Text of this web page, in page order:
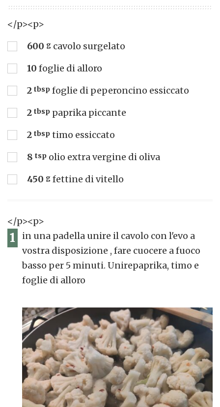
</p><p>
600 g cavolo surgelato
10 foglie di alloro
2 tbsp foglie di peperoncino essiccato
2 tbsp paprika piccante
2 tbsp timo essiccato
8 tsp olio extra vergine di oliva
450 g fettine di vitello
</p><p>
1
in una padella unire il cavolo con l'evo a
vostra disposizione , fare cuocere a fuoco
basso per 5 minuti. Unirepaprika, timo e
foglie di alloro